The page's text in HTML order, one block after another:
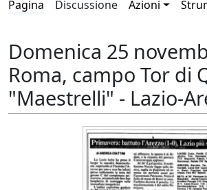
Pagina Discussione Azioni
Domenica 25
Roma, campo Tor di
"Maestrelli" - Lazio-